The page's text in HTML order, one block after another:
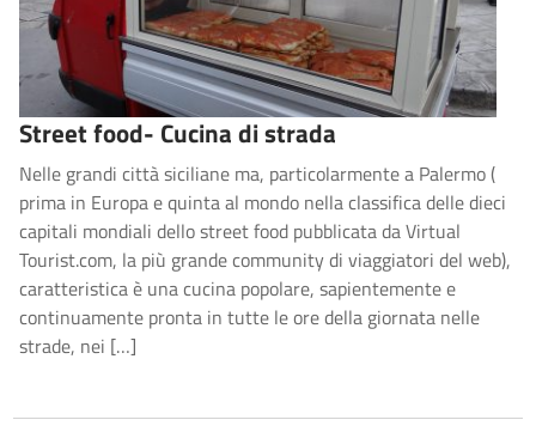
Street food- Cucina di strada
Nelle grandi città siciliane ma, particolarmente a Palermo (
prima in Europa e quinta al mondo nella classifica delle dieci
capitali mondiali dello street food pubblicata da Virtual
Tourist.com, la più grande community di viaggiatori del web),
caratteristica è una cucina popolare, sapientemente e
continuamente pronta in tutte le ore della giornata nelle
strade, nei […]